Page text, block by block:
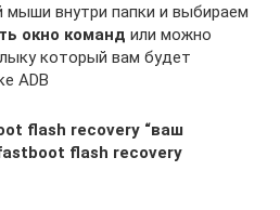
мыши внутри папки и выбираем
окно команд или можно
который вам будет
ADB
flash recovery “ваш
flash recovery